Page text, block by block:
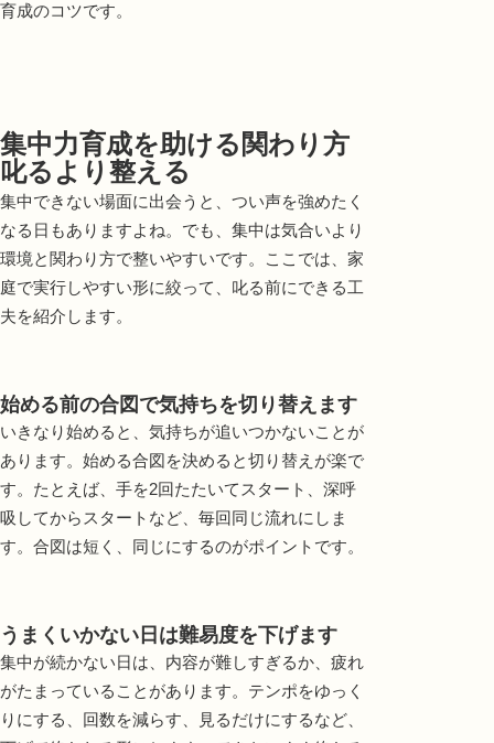
育成のコツです。
集中力育成を助ける関わり方
叱るより整える
集中できない場面に出会うと、つい声を強めたく
なる日もありますよね。でも、集中は気合いより
環境と関わり方で整いやすいです。ここでは、家
庭で実行しやすい形に絞って、叱る前にできる工
夫を紹介します。
始める前の合図で気持ちを切り替えます
いきなり始めると、気持ちが追いつかないことが
あります。始める合図を決めると切り替えが楽で
す。たとえば、手を2回たたいてスタート、深呼
吸してからスタートなど、毎回同じ流れにしま
す。合図は短く、同じにするのがポイントです。
うまくいかない日は難易度を下げます
集中が続かない日は、内容が難しすぎるか、疲れ
がたまっていることがあります。テンポをゆっく
りにする、回数を減らす、見るだけにするなど、